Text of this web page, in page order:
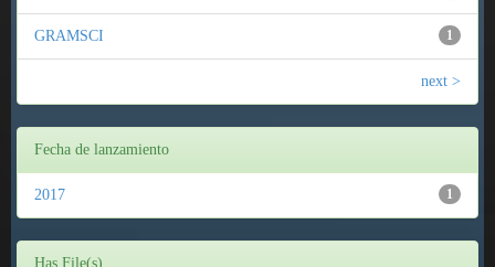
1
GRAMSCI
next >
Fecha de lanzamiento
1
2017
Has File(s)